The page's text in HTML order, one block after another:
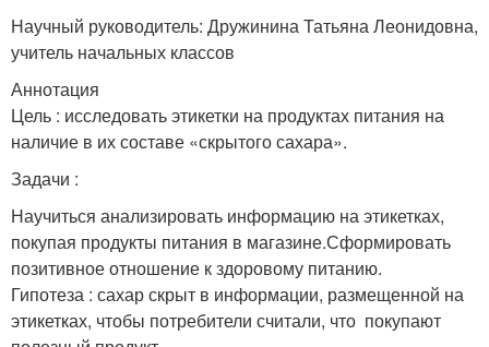
Научный руководитель: Дружинина Татьяна Леонидовна,
учитель начальных классов
Аннотация
Цель : исследовать этикетки на продуктах питания на
наличие в их составе «скрытого сахара».
Задачи :
Научиться анализировать информацию на этикетках,
покупая продукты питания в магазине.Сформировать
позитивное отношение к здоровому питанию.
Гипотеза : сахар скрыт в информации, размещенной на
этикетках, чтобы потребители считали, что покупают